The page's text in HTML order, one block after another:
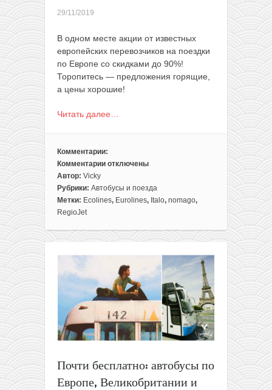
29/11/2019
В одном месте акции от известных
европейских перевозчиков на поездки
по Европе со скидками до 90%!
Торопитесь — предложения горящие,
а цены хорошие!
Читать далее…
Комментарии:
Комментарии
к
записи
Черная
пятница
автобусы
поезда:
скидки
90%
поездки
по
RegioJet,
Nomago,
отключены
Автор: Vicky
Рубрики: Автобусы и поезда
Метки: Ecolines, Eurolines, Italo, nomago,
RegioJet
Почти бесплатно: автобусы по
Европе, Великобритании и